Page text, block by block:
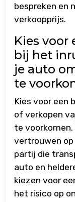
bespreken en
verkoopprijs.
Kies voor
bij het
je auto
te
Kies voor een
of verkopen
te
vertrouwen op
partij die
auto en
kiezen voor
het risico op